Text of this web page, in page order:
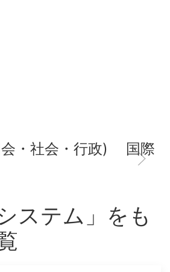
・社会・行政) 国際
ステム」をも